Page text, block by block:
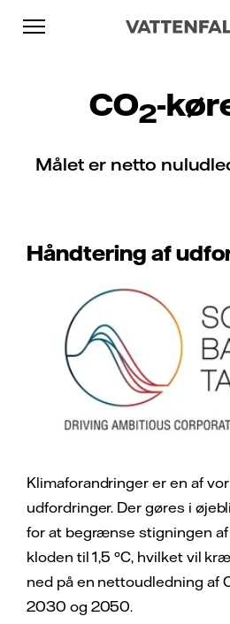
Skift til indhold
Gå til hovednavigation
Gå til sidefod
CO2-
Målet er netto
Håndtering af
Klimaforandringer er en af
udfordringer. Der gøres i
for at begrænse stigningen
kloden til 1,5 °C, hvilket vil
ned på en nettoudledning af
2030 og 2050.
Gå til hovednavigation